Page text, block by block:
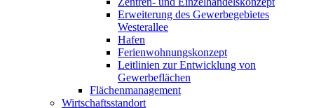
Erweiterung des Gewerbegebietes
Westerallee
Hafen
Ferienwohnungskonzept
Leitlinien zur Entwicklung von
Gewerbeflächen
Flächenmanagement
Wirtschaftsstandort